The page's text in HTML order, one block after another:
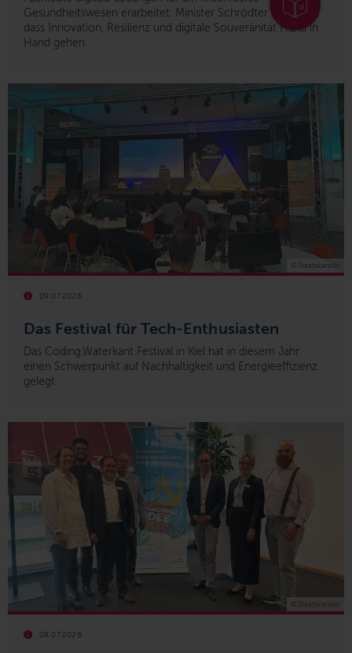
Gesundheitswesen erarbeitet. Minister Schrödter betonte,
dass Innovation, Resilienz und digitale Souveränität Hand in
Hand gehen.
Das Festival für Tech-Enthusiasten
09.07.2026
Das Coding.Waterkant Festival in Kiel hat in diesem Jahr
einen Schwerpunkt auf Nachhaltigkeit und Energieeffizienz
gelegt.
© Staatskanzlei
08.07.2026
© Staatskanzlei